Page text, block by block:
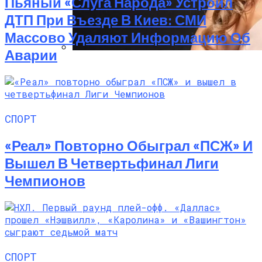
Танцевальный Мастер-Класс На Пляже
В Турции
ДТП При Въезде В Киев: СМИ
Массово Удаляют Информацию Об
Аварии
СПОРТ
«Реал» Повторно Обыграл «ПСЖ» И
Вышел В Четвертьфинал Лиги
Чемпионов
СПОРТ